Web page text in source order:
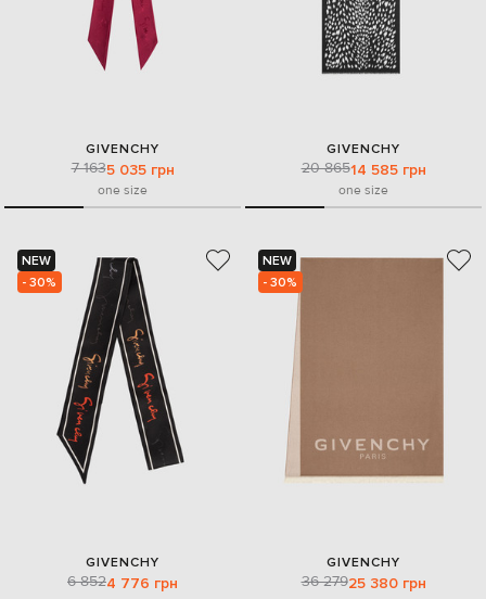
GIVENCHY
7 1635 035 грн
one size
GIVENCHY
20 86514 585 грн
one size
NEW
- 30%
GIVENCHY
6 8524 776 грн
NEW
- 30%
GIVENCHY
36 27925 380 грн